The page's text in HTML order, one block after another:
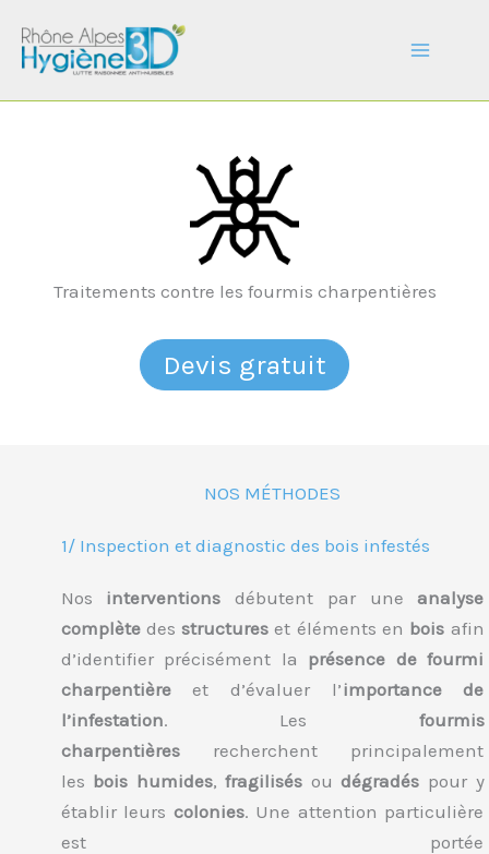
contenu
Traitements contre les fourmis charpentières
Devis gratuit
NOS MÉTHODES
1/ Inspection et diagnostic des bois infestés
Nos interventions débutent par uneanalyse
complètedes structures et éléments en bois afin
d’identifier précisément la présence de fourmi
charpentièreet d’évaluer l’importance de
l’infestation. Les fourmis
charpentièresrecherchent principalement
les bois humides,fragilisés oudégradés pour y
établir leurs colonies. Une attention particulière
est portée